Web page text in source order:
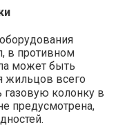
в противном
может быть
жильцов всего
газовую колонку в
предусмотрена,